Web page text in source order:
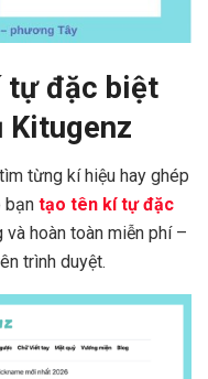
tự đặc biệt
Kitugenz
từng kí hiệu hay ghép
bạn tạo tên kí tự đặc
và hoàn toàn miễn phí –
trình duyệt.